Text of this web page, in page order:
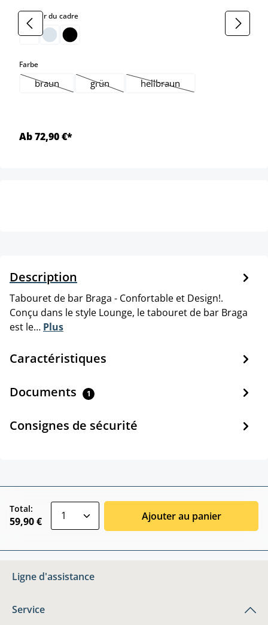
Couleur du cadreselect
Farbeselect
braun
(Cette option n'est pas disponible pour le moment.)
grün
(Cette option n'est pas disponible pour le
hellbraun
(Cette option n'est pas
Ab 72,90 €*
Description
Tabouret de bar Braga - Confortable et Design!.
Conçu dans le style Lounge, le tabouret de bar Braga
est le… Plus
Caractéristiques
Documents 1
Consignes de sécurité
Total:
59,90 € Ajouter au panier
Ligne d'assistance
Service